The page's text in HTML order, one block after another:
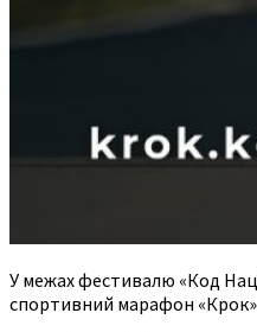
У межах фестивалю «Код
спортивний марафон «Крок»